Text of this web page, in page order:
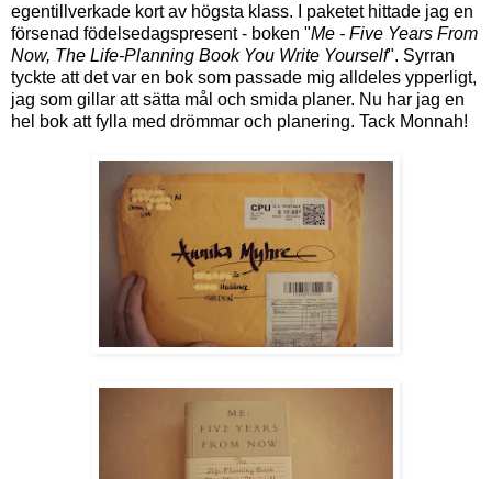
egentillverkade kort av högsta klass. I paketet hittade jag en
försenad födelsedagspresent - boken "Me - Five Years From
Now, The Life-Planning Book You Write Yourself". Syrran
tyckte att det var en bok som passade mig alldeles ypperligt,
jag som gillar att sätta mål och smida planer. Nu har jag en
hel bok att fylla med drömmar och planering. Tack Monnah!